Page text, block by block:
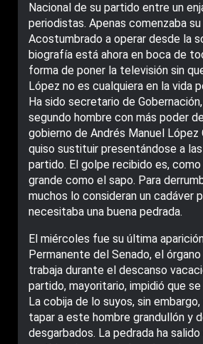
Nacional de su partido entre un
periodistas. Apenas comenzaba su
Acostumbrado a operar desde la
biografía está ahora en boca de
forma de poner la televisión sin
López no es cualquiera en la vida
Ha sido secretario de
segundo hombre con más poder
gobierno de Andrés Manuel López
quiso sustituir presentándose a
partido. El golpe recibido es,
grande como el sapo. Para
muchos lo consideran un cadáver
necesitaba una buena pedrada.
El miércoles fue su última
Permanente del Senado, el
trabaja durante el descanso
partido, mayoritario, impidió que
La cobija de lo suyos, sin
tapar a este hombre grandullón y
desgarbados. La pedrada ha